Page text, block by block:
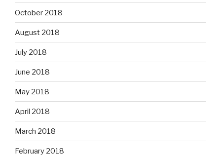
October 2018
August 2018
July 2018
June 2018
May 2018
April 2018
March 2018
February 2018